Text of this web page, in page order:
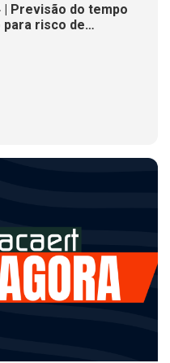
| Previsão do tempo
para risco de